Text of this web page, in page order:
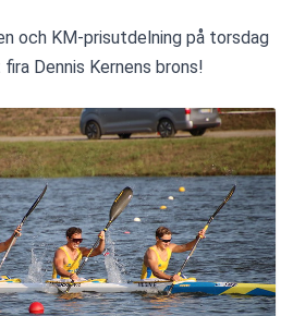
och KM-prisutdelning på torsdag
Dennis Kernens brons!